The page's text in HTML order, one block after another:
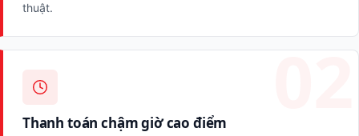
thuật.
Thanh toán chậm giờ cao điểm